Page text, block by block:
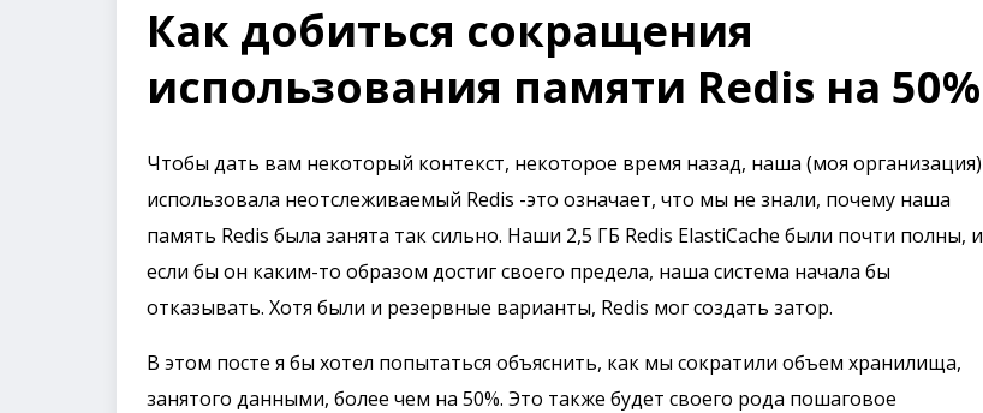
Как добиться сокращения
использования памяти Redis на 50%
Чтобы дать вам некоторый контекст, некоторое время назад, наша (моя организация)
использовала неотслеживаемый Redis -это означает, что мы не знали, почему наша
память Redis была занята так сильно. Наши 2,5 ГБ Redis ElastiCache были почти полны, и
если бы он каким-то образом достиг своего предела, наша система начала бы
отказывать. Хотя были и резервные варианты, Redis мог создать затор.
В этом посте я бы хотел попытаться объяснить, как мы сократили объем хранилища,
занятого данными, более чем на 50%. Это также будет своего рода пошаговое